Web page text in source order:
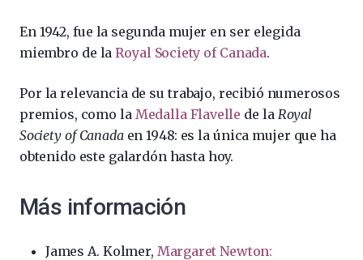
En 1942, fue la segunda mujer en ser elegida
miembro de laRoyal Society of Canada.
Por la relevancia de su trabajo, recibió numerosos
premios, como la Medalla Flavelle de la Royal
Society of Canadaen 1948: es la única mujer que ha
obtenido este galardón hasta hoy.
Más información
James A. Kolmer, Margaret Newton: